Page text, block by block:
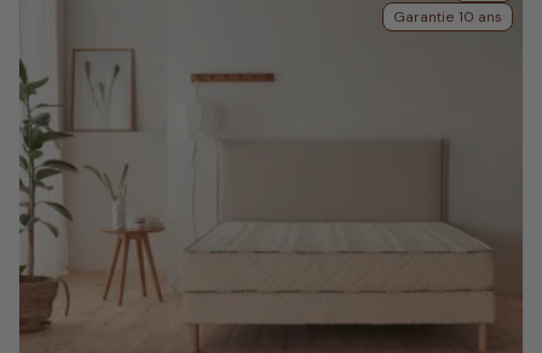
Garantie 10 ans